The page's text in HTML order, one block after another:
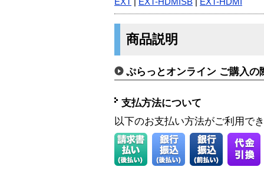
商品説明
ぷらっとオンライン ご購入の
支払方法について
以下のお支払い方法がご利用で